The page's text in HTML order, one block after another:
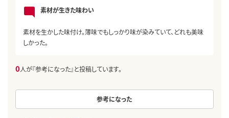
素材が生きた味わい
素材を生かした味付け。薄味でもしっかり味が染みていて、どれも美味
しかった。
0人が『参考になった』と投稿しています。
参考になった